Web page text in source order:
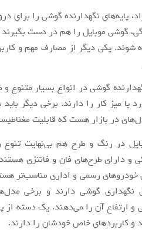
پایه‌های نگهدارنده گوشی را برای
گوشی موبایل را هم در دست
شوند. یکی دیگر از مصارف مهم و
گوشی در انواع بسیار
یا میز کار را دارند. برخی دیگر
در بازار هست که قابلیت
در رنگ و طرح هم بی‌نهایت
و دارای طرح‌های فان و فانتزی
خودروهای رسمی و اداری مناسب‌تر
نگهداری گوشی دارند و برخی
و ارتفاع آن را می‌دهند. یک دسته از
و کاربردهای خاص خودشان را دارند.